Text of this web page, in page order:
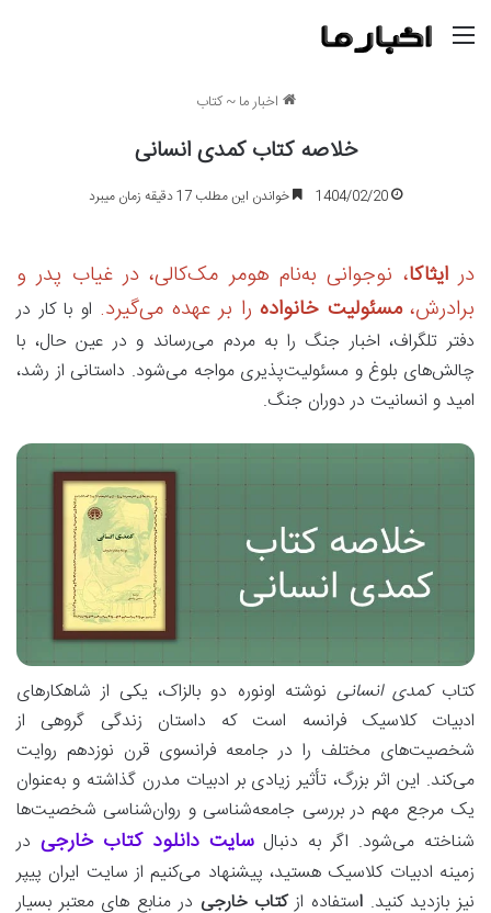
اخبار ما ~ کتاب
خلاصه کتاب کمدی انسانی
1404/02/20 خواندن این مطلب 17 دقیقه زمان میبرد
درایثاکا، نوجوانی به‌نام هومر مک‌کالی، در غیاب پدر و
برادرش،مسئولیت خانواده را بر عهده می‌گیرد. او با کار در
دفتر تلگراف، اخبار جنگ را به مردم می‌رساند و در عین حال، با
چالش‌های بلوغ و مسئولیت‌پذیری مواجه می‌شود. داستانی از رشد،
امید و انسانیت در دوران جنگ.
کتابکمدی انسانی نوشته اونوره دو بالزاک، یکی از شاهکارهای
ادبیات کلاسیک فرانسه است که داستان زندگی گروهی از
شخصیت‌های مختلف را در جامعه فرانسوی قرن نوزدهم روایت
می‌کند. این اثر بزرگ، تأثیر زیادی بر ادبیات مدرن گذاشته و به‌عنوان
یک مرجع مهم در بررسی جامعه‌شناسی و روان‌شناسی شخصیت‌ها
شناخته می‌شود. اگر به دنبالسایت دانلود کتاب خارجی در
زمینه ادبیات کلاسیک هستید، پیشنهاد می‌کنیم از سایت ایران پیپر
نیز بازدید کنید.استفاده ازکتاب خارجی در منابع های معتبر بسیار